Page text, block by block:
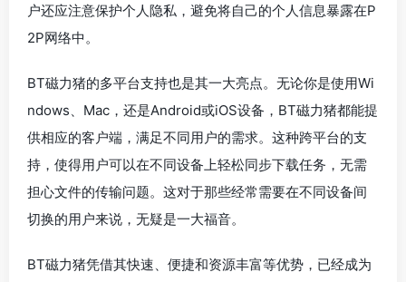
户还应注意保护个人隐私，避免将自己的个人信息暴露在P
2P网络中。
BT磁力猪的多平台支持也是其一大亮点。无论你是使用Wi
ndows、Mac，还是Android或iOS设备，BT磁力猪都能提
供相应的客户端，满足不同用户的需求。这种跨平台的支
持，使得用户可以在不同设备上轻松同步下载任务，无需
担心文件的传输问题。这对于那些经常需要在不同设备间
切换的用户来说，无疑是一大福音。
BT磁力猪凭借其快速、便捷和资源丰富等优势，已经成为